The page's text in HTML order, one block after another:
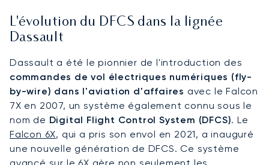
L'évolution du DFCS dans la lignée
Dassault
Dassault a été le pionnier de l'introduction des
commandes de vol électriques numériques (fly-
by-wire) dans l'aviation d'affaires avec le Falcon
7X en 2007, un système également connu sous le
nom de Digital Flight Control System (DFCS). Le
Falcon 6X, qui a pris son envol en 2021, a inauguré
une nouvelle génération de DFCS. Ce système